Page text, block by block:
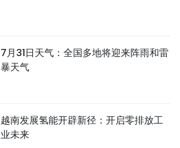
7月31日天气：全国多地将迎来阵雨和雷
暴天气
越南发展氢能开辟新径：开启零排放工
业未来